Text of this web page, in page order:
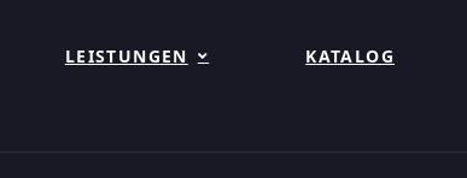
LEISTUNGEN KATALOG